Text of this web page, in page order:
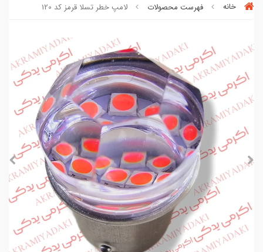
خانه فهرست محصولات لامپ خطر تسلا قرمز کد 120